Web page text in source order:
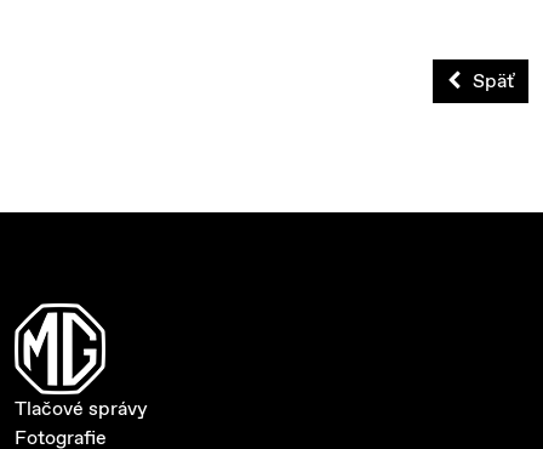
Späť
Tlačové správy
Fotografie